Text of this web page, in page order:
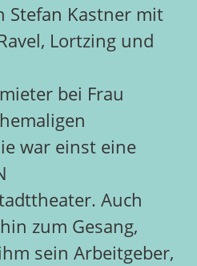
Stefan Kastner mit
Lortzing und
bei Frau
war einst eine
Auch
zum Gesang,
sein Arbeitgeber,